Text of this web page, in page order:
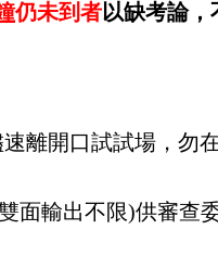
仍未到者以缺考論，
離開口試試場，勿
面輸出不限)供審查